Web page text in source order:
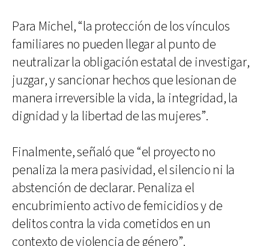
Para Michel, “la protección de los vínculos
familiares no pueden llegar al punto de
neutralizar la obligación estatal de investigar,
juzgar, y sancionar hechos que lesionan de
manera irreversible la vida, la integridad, la
dignidad y la libertad de las mujeres”.
Finalmente, señaló que “el proyecto no
penaliza la mera pasividad, el silencio ni la
abstención de declarar. Penaliza el
encubrimiento activo de femicidios y de
delitos contra la vida cometidos en un
contexto de violencia de género”.